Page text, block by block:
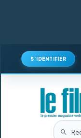
S'IDENTIFIER